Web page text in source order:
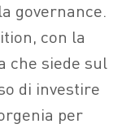
governance.
con la
che siede sul
di investire
per